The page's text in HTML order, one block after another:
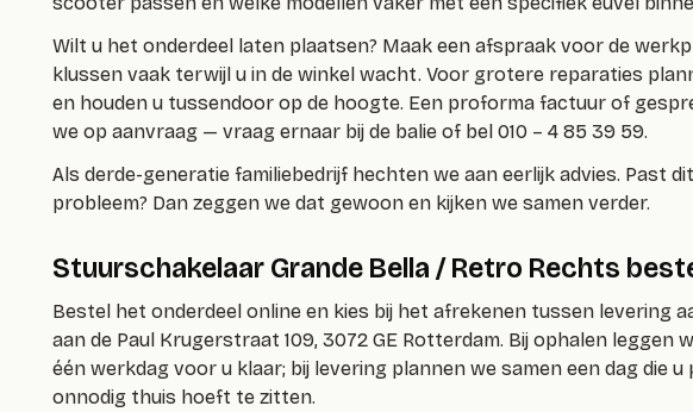
Wilt u het onderdeel laten plaatsen? Maak een afspraak voor de
klussen vaak terwijl u in de winkel wacht. Voor grotere reparaties
en houden u tussendoor op de hoogte. Een proforma factuur of
we op aanvraag — vraag ernaar bij de balie of bel 010 – 4 85 39 59.
Als derde-generatie familiebedrijf hechten we aan eerlijk advies. Past
probleem? Dan zeggen we dat gewoon en kijken we samen verder.
Stuurschakelaar Grande Bella / Retro Rechts
Bestel het onderdeel online en kies bij het afrekenen tussen levering
aan de Paul Krugerstraat 109, 3072 GE Rotterdam. Bij ophalen leggen
één werkdag voor u klaar; bij levering plannen we samen een dag die
onnodig thuis hoeft te zitten.